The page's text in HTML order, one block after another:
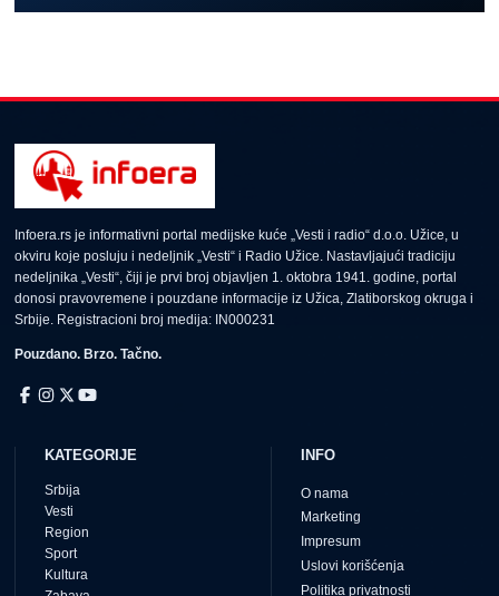
Infoera.rs je informativni portal medijske kuće „Vesti i radio“ d.o.o. Užice, u
okviru koje posluju i nedeljnik „Vesti“ i Radio Užice. Nastavljajući tradiciju
nedeljnika „Vesti“, čiji je prvi broj objavljen 1. oktobra 1941. godine, portal
donosi pravovremene i pouzdane informacije iz Užica, Zlatiborskog okruga i
Srbije. Registracioni broj medija: IN000231
Pouzdano. Brzo. Tačno.
KATEGORIJE
Srbija
Vesti
Region
Sport
Kultura
INFO
O nama
Marketing
Impresum
Uslovi korišćenja
Politika privatnosti